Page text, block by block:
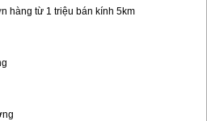
hàng từ 1 triệu bán kính 5km